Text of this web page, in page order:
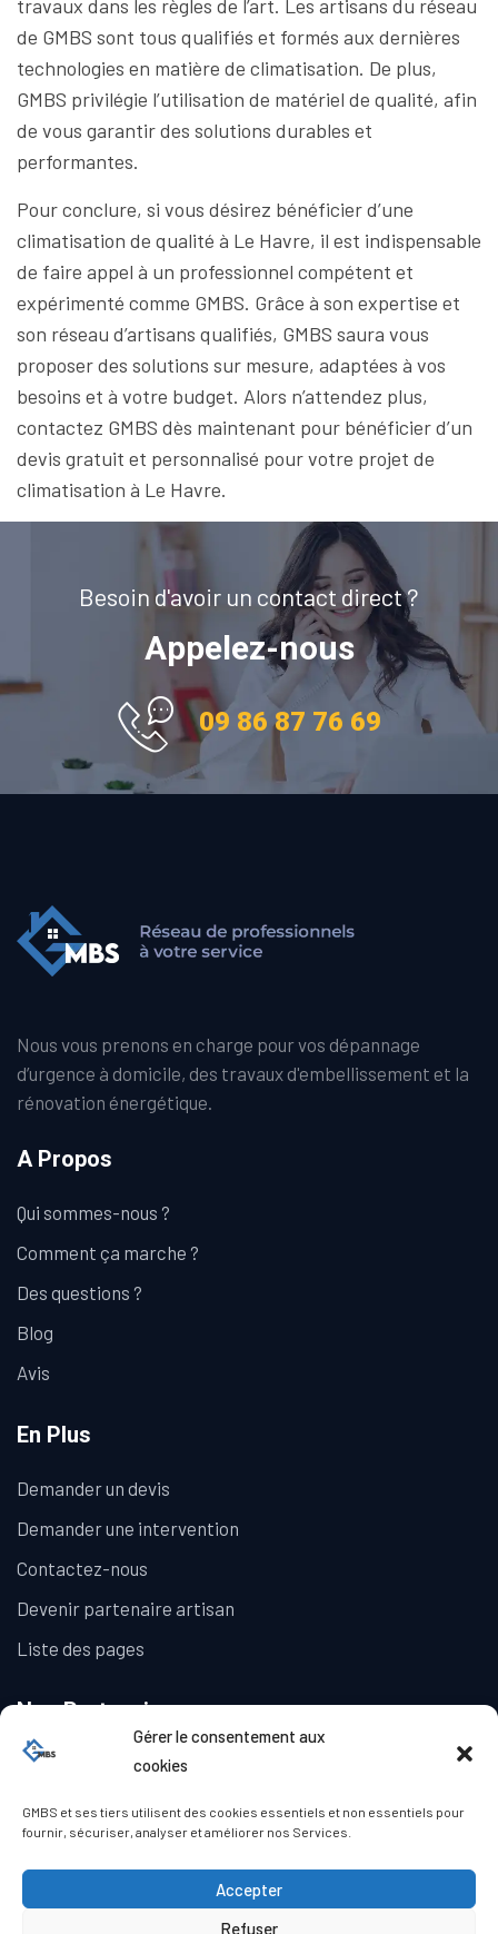
Gérer le consentement aux
cookies
GMBS et ses tiers utilisent des cookies essentiels et non essentiels pour
fournir, sécuriser, analyser et améliorer nos Services.
Accepter
Refuser
travaux dans les règles de l’art. Les artisans du réseau
de GMBS sont tous qualifiés et formés aux dernières
technologies en matière de climatisation. De plus,
GMBS privilégie l’utilisation de matériel de qualité, afin
de vous garantir des solutions durables et
performantes.
Pour conclure, si vous désirez bénéficier d’une
climatisation de qualité à Le Havre, il est indispensable
de faire appel à un professionnel compétent et
expérimenté comme GMBS. Grâce à son expertise et
son réseau d’artisans qualifiés, GMBS saura vous
proposer des solutions sur mesure, adaptées à vos
besoins et à votre budget. Alors n’attendez plus,
contactez GMBS dès maintenant pour bénéficier d’un
devis gratuit et personnalisé pour votre projet de
climatisation à Le Havre.
Besoin d'avoir un contact direct ?
Appelez-nous
09 86 87 76 69
Nous vous prenons en charge pour vos dépannage
d’urgence à domicile, des travaux d'embellissement et la
rénovation énergétique.
A Propos
Qui sommes-nous ?
Comment ça marche ?
Des questions ?
Blog
Avis
En Plus
Demander un devis
Demander une intervention
Contactez-nous
Devenir partenaire artisan
Liste des pages
Nos Partenaires
La Galerie Immobilière